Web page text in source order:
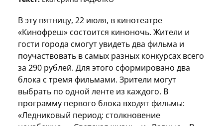
В эту пятницу, 22 июля, в кинотеатре
«Кинофреш» состоится киноночь. Жители и
гости города смогут увидеть два фильма и
поучаствовать в самых разных конкурсах всего
за 290 рублей. Для этого сформировано два
блока с тремя фильмами. Зрители могут
выбрать по одной ленте из каждого. В
программу первого блока входят фильмы:
«Ледниковый период: столкновение